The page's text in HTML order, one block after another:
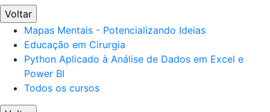
Voltar
Mapas Mentais - Potencializando Ideias
Educação em Cirurgia
Python Aplicado à Análise de Dados em Excel e
Power BI
Todos os cursos